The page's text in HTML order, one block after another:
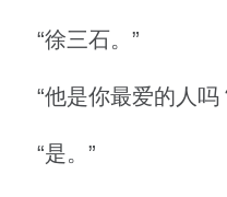
“徐三石。”
“他是你最爱的人吗
“是。”